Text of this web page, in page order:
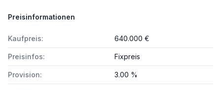
Preisinformationen
Kaufpreis: 640.000 €
Preisinfos: Fixpreis
Provision: 3.00 %